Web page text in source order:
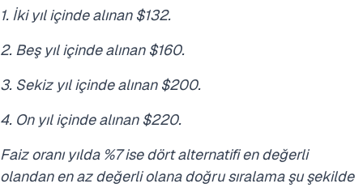
1. İki yıl içinde alınan $132.
2. Beş yıl içinde alınan $160.
3. Sekiz yıl içinde alınan $200.
4. On yıl içinde alınan $220.
Faiz oranı yılda %7 ise dört alternatifi en değerli
olandan en az değerli olana doğru sıralama şu şekilde